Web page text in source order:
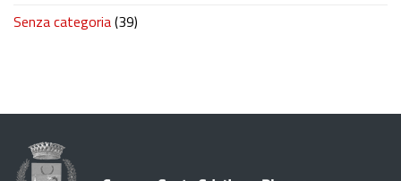
Senza categoria(39)